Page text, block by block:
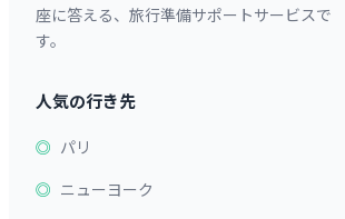
座に答える、旅行準備サポートサービスで
す。
人気の行き先
パリ
ニューヨーク